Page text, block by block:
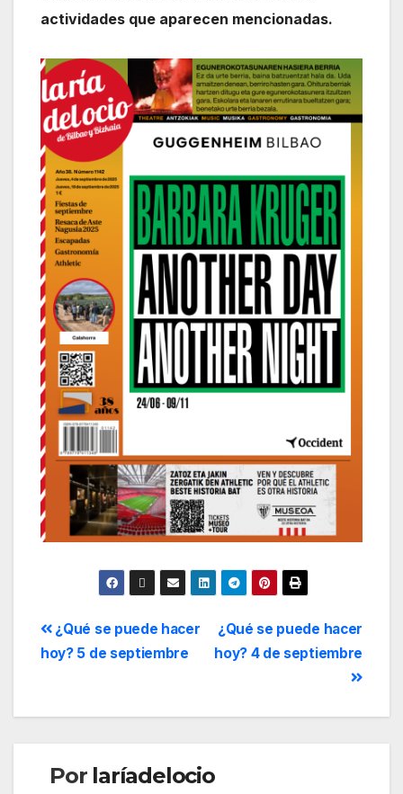
actividades que aparecen mencionadas.
¿Qué se puede hacer
hoy? 4 de septiembre
¿Qué se puede hacer
hoy? 5 de septiembre
Por laríadelocio